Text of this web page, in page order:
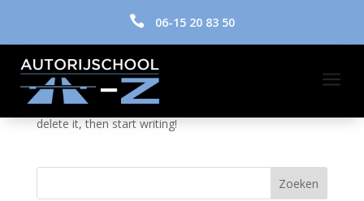
 06-15 20 83 50
a
dooradmin|mei 25, 2022
Welcome to WordPress. This is your first post. Edit or
delete it, then start writing!